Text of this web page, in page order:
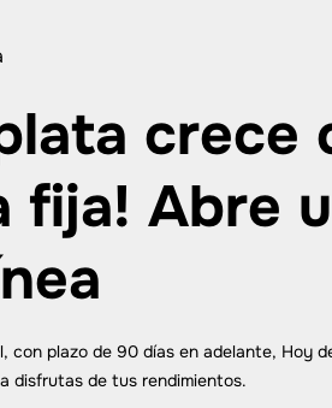
Bolsillos con Rentabilidad
Ahorra y
12,5% E.A.
Abre tus Bolsillos con Rentabilidad desde
días ¡Todos los días tus rendimientos se